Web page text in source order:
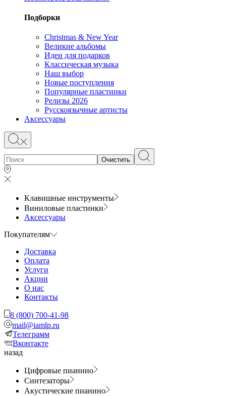
Подборки
Christmas & New Year
Великие альбомы
Идеи для подарков
Классическая музыка
Наш выбор
Новые поступления
Популярные пластинки
Релизы 2026
Русскоязычные артисты
Аксессуары
Очистить
Клавишные инструменты
Виниловые пластинки
Аксессуары
Покупателям
Доставка
Оплата
Услуги
Акции
О нас
Контакты
8 (800) 700-41-98
mail@iamlp.ru
Телеграмм
Вконтакте
назад
Цифровые пианино
Синтезаторы
Акустические пианино